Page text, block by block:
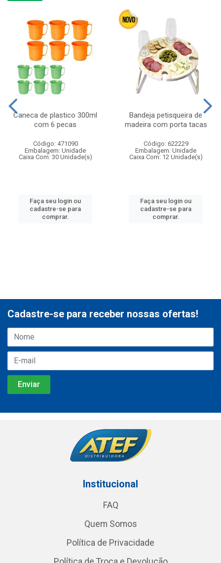
Caneca de plastico 300ml
com 6 pecas
Código: 471090
Embalagem: Unidade
Caixa Com: 30 Unidade(s)
Faça seu login ou
cadastre-se para
comprar.
Bandeja petisqueira de
madeira com porta tacas
Código: 622229
Embalagem: Unidade
Caixa Com: 12 Unidade(s)
Faça seu login ou
cadastre-se para
comprar.
Cadastre-se para receber nossas ofertas!
Institucional
FAQ
Quem Somos
Política de Privacidade